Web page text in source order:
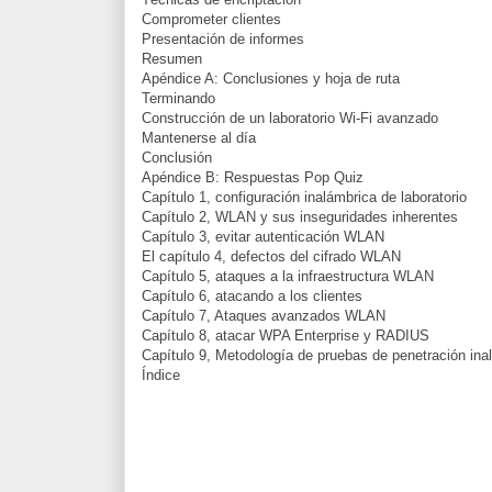
Comprometer clientes
Presentación de informes
Resumen
Apéndice A: Conclusiones y hoja de ruta
Terminando
Construcción de un laboratorio Wi-Fi avanzado
Mantenerse al día
Conclusión
Apéndice B: Respuestas Pop Quiz
Capítulo 1, configuración inalámbrica de laboratorio
Capítulo 2, WLAN y sus inseguridades inherentes
Capítulo 3, evitar autenticación WLAN
El capítulo 4, defectos del cifrado WLAN
Capítulo 5, ataques a la infraestructura WLAN
Capítulo 6, atacando a los clientes
Capítulo 7, Ataques avanzados WLAN
Capítulo 8, atacar WPA Enterprise y RADIUS
Capítulo 9, Metodología de pruebas de penetración
Índice